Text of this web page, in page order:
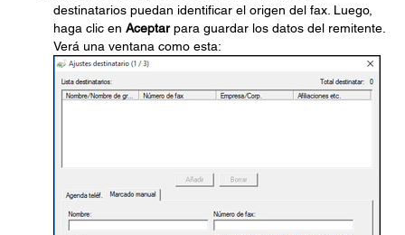
destinatarios puedan identificar el origen del fax. Luego,
haga clic en Aceptarpara guardar los datos del remitente.
Verá una ventana como esta: